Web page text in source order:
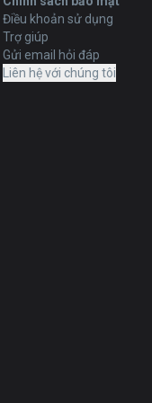
Điều khoản sử dụng
Trợ giúp
Gửi email hỏi đáp
Liên hệ với chúng tôi